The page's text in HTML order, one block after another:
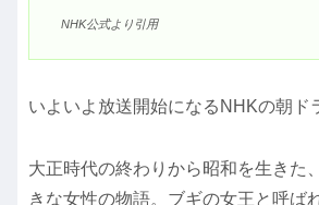
NHK公式より引用
いよいよ放送開始になるNHKの朝ド
大正時代の終わりから昭和を生きた
きな女性の物語。ブギの女王と呼ば